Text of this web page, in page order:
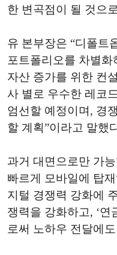
한 변곡점이 될 것으
유 본부장은 “디폴트
포트폴리오를 차별화
자산 증가를 위한 컨
사 별로 우수한 레코
엄선할 예정이며, 경
할 계획”이라고 말했
과거 대면으로만 가
빠르게 모바일에 탑
지털 경쟁력 강화에
쟁력을 강화하고, ‘연
로써 노하우 전달에